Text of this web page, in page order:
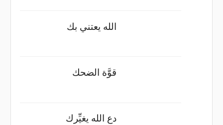
الله يعتني بك
قوَّة الضحك
دع الله يغيِّرك